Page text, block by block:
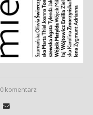
0 komentarz